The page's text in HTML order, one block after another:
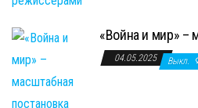
«Война и мир» –
04.05.2025 Выкл.